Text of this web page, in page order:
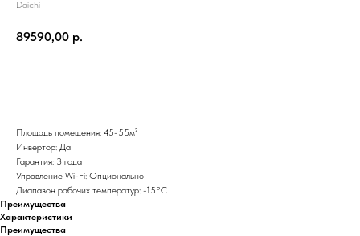
Daichi
89590,00 р.
Площадь помещения: 45-55м²
Инвертор: Да
Гарантия: 3 года
Управление Wi-Fi: Опционально
Диапазон рабочих температур: -15°С
Преимущества
Характеристики
Преимущества